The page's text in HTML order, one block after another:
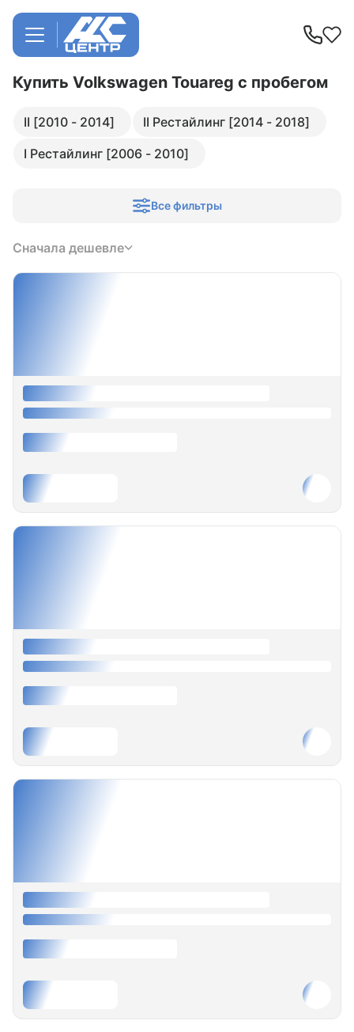
Купить Volkswagen Touareg с пробегом
II [2010 - 2014]
II Рестайлинг [2014 - 2018]
I Рестайлинг [2006 - 2010]
Все фильтры
Сначала дешевле